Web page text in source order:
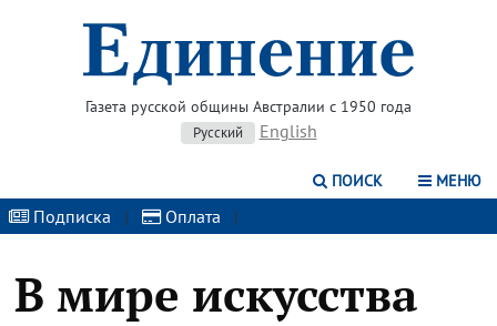
Газета русской общины Австралии с 1950 года
Русский English
ПОИСК МЕНЮ
Подписка | Оплата |
В мире искусства